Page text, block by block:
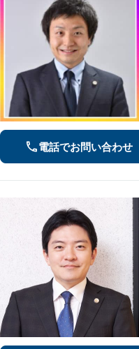
電話でお問い合わせ